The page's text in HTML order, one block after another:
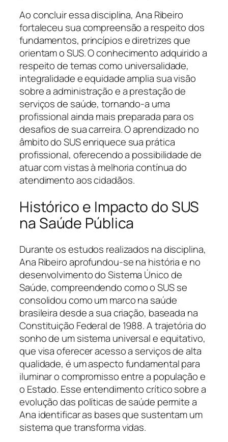
Ao concluir essa disciplina, Ana Ribeiro
fortaleceu sua compreensão a respeito dos
fundamentos, princípios e diretrizes que
orientam o SUS. O conhecimento adquirido a
respeito de temas como universalidade,
integralidade e equidade amplia sua visão
sobre a administração e a prestação de
serviços de saúde, tornando-a uma
profissional ainda mais preparada para os
desafios de sua carreira. O aprendizado no
âmbito do SUS enriquece sua prática
profissional, oferecendo a possibilidade de
atuar com vistas à melhoria contínua do
atendimento aos cidadãos.
Histórico e Impacto do SUS
na Saúde Pública
Durante os estudos realizados na disciplina,
Ana Ribeiro aprofundou-se na história e no
desenvolvimento do Sistema Único de
Saúde, compreendendo como o SUS se
consolidou como um marco na saúde
brasileira desde a sua criação, baseada na
Constituição Federal de 1988. A trajetória do
sonho de um sistema universal e equitativo,
que visa oferecer acesso a serviços de alta
qualidade, é um aspecto fundamental para
iluminar o compromisso entre a população e
o Estado. Esse entendimento crítico sobre a
evolução das políticas de saúde permite a
Ana identificar as bases que sustentam um
sistema que transforma vidas.